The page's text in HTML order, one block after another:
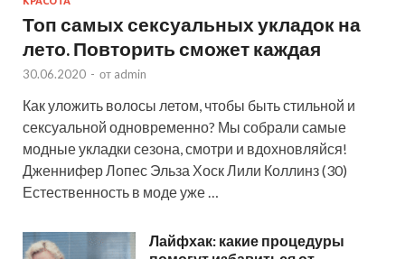
Топ самых сексуальных укладок на
лето. Повторить сможет каждая
30.06.2020 - от admin
Как уложить волосы летом, чтобы быть стильной и
сексуальной одновременно? Мы собрали самые
модные укладки сезона, смотри и вдохновляйся!
Дженнифер Лопес Эльза Хоск Лили Коллинз (30)
Естественность в моде уже …
Лайфхак: какие процедуры